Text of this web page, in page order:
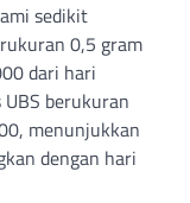
sedikit
0,5 gram
dari hari
berukuran
menunjukkan
dengan hari